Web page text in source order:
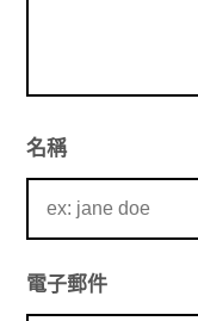
名稱
電子郵件